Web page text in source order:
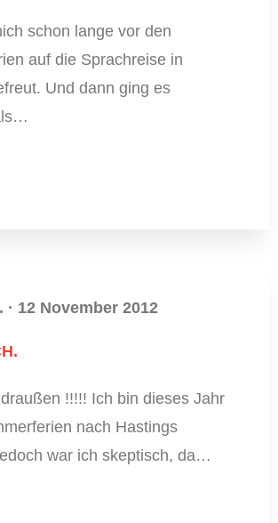
schon lange vor den
auf die Sprachreise in
Und dann ging es
· 12 November 2012
!!!!! Ich bin dieses Jahr
nach Hastings
war ich skeptisch, da…